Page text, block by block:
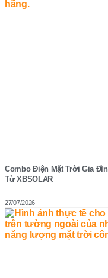
Combo Điện Mặt Trời Gia
Từ XBSOLAR
27/07/2026